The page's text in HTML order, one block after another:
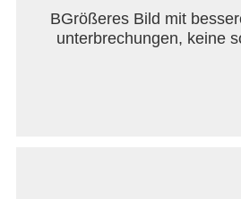
BGrößeres Bild mit
unterbrechungen, keine